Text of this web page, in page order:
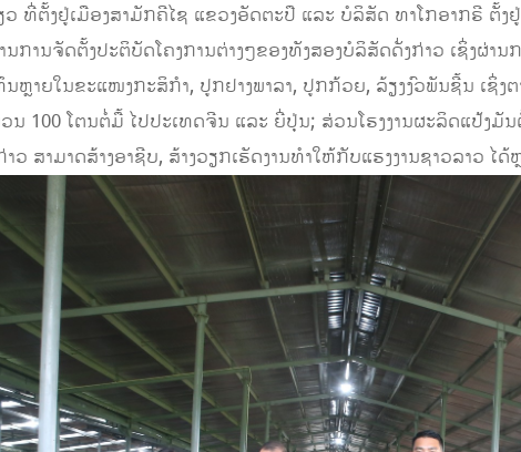
ທີ່ຕັ້ງຢູ່ເມືອງສາມັກຄີໄຊ ແຂວງອັດຕະປື ແລະ ບໍລິສັດ ທາໂກອາກຣີ ຕັ້ງ
ນການຈັດຕັ້ງປະຕິບັດໂຄງການຕ່າງໆຂອງທັງສອງບໍລິສັດດັ່ງກ່າວ ເຊິ່ງຜ່
ຫຼາຍໃນຂະແໜງກະສິກຳ, ປູກຢາງພາລາ, ປູກກ້ວຍ, ລ້ຽງງົວພັນຊີ້ນ ເຊິ່ງ
ນ 100 ໂຕນຕໍ່ມື້ ໄປປະເທດຈີນ ແລະ ຍີ່ປຸ່ນ; ສ່ວນໂຮງງານຜະລິດແປ້ງ
ວ ສາມາດສ້າງອາຊີບ, ສ້າງວຽກເຮັດງານທຳໃຫ້ກັບແຮງງານຊາວລາວ ໄ